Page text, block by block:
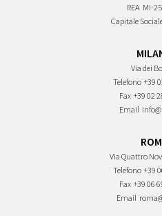
REA MI-
Capitale
Via dei
Telefono +39
Fax +39 02
Email
Via Quattro
Telefono +39
Fax +39 06
Email